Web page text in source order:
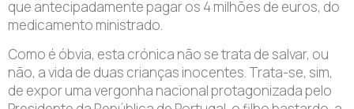
que antecipadamente pagar os 4 milhões de euros, do
medicamento ministrado.
Como é óbvia, esta crónica não se trata de salvar, ou
não, a vida de duas crianças inocentes. Trata-se, sim,
de expor uma vergonha nacional protagonizada pelo